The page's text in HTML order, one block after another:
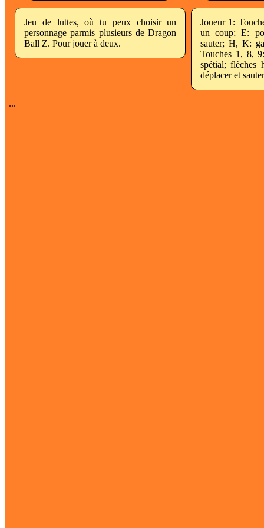
Jeu de luttes, où tu peux choisir un
personnage parmis plusieurs de Dragon
Ball Z. Pour jouer à deux.
Joueur 1:
un coup; E:
sauter; H, K:
Touches 1, 8,
spétial; flèches
déplacer et
...